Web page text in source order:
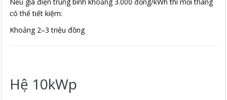
Nếu giá điện trung bình khoảng 3.000 đồng/kWh thì mỗi tháng
có thể tiết kiệm:
Khoảng 2–3 triệu đồng
Hệ 10kWp